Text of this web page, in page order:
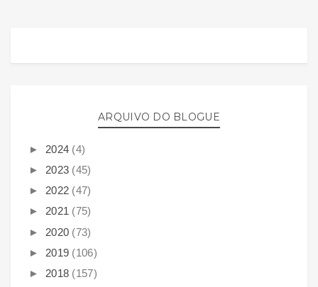
ARQUIVO DO BLOGUE
► 2024 (4)
► 2023 (45)
► 2022 (47)
► 2021 (75)
► 2020 (73)
► 2019 (106)
► 2018 (157)